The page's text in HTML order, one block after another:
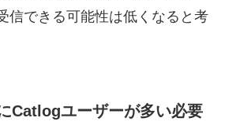
信できる可能性は低くなると考
Catlogユーザーが多い必要